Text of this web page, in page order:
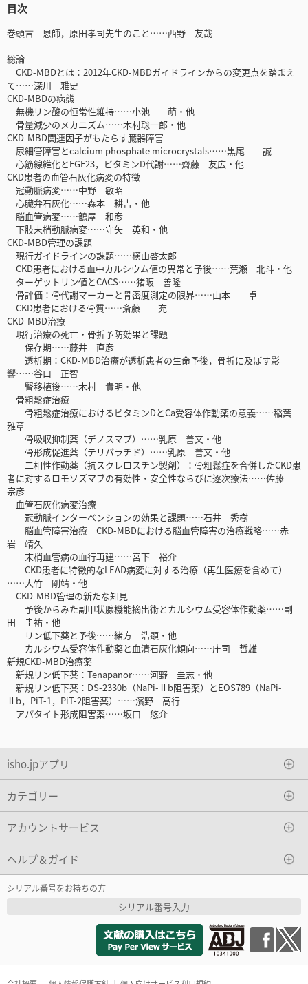
目次
巻頭言 恩師，原田孝司先生のこと……西野 友哉
総論
CKD-MBDとは：2012年CKD-MBDガイドラインからの変更点を踏まえ
て……深川 雅史
CKD-MBDの病態
無機リン酸の恒常性維持……小池 萌・他
骨量減少のメカニズム……木村聡一郎・他
CKD-MBD関連因子がもたらす臓器障害
尿細管障害とcalcium phosphate microcrystals……黒尾 誠
心筋線維化とFGF23，ビタミンD代謝……齋藤 友広・他
CKD患者の血管石灰化病変の特徴
冠動脈病変……中野 敏昭
心臓弁石灰化……森本 耕吉・他
脳血管病変……鶴屋 和彦
下肢末梢動脈病変……守矢 英和・他
CKD-MBD管理の課題
現行ガイドラインの課題……横山啓太郎
CKD患者における血中カルシウム値の異常と予後……荒瀬 北斗・他
ターゲットリン値とCACS……猪阪 善隆
骨評価：骨代謝マーカーと骨密度測定の限界……山本 卓
CKD患者における骨質……斎藤 充
CKD-MBD治療
現行治療の死亡・骨折予防効果と課題
保存期……藤井 直彦
透析期：CKD-MBD治療が透析患者の生命予後，骨折に及ぼす影
響……谷口 正智
腎移植後……木村 貴明・他
骨粗鬆症治療
骨粗鬆症治療におけるビタミンDとCa受容体作動薬の意義……稲葉
雅章
骨吸収抑制薬（デノスマブ）……乳原 善文・他
骨形成促進薬（テリパラチド）……乳原 善文・他
二相性作動薬（抗スクレロスチン製剤）：骨粗鬆症を合併したCKD患
者に対するロモソズマブの有効性・安全性ならびに逐次療法……佐藤
宗彦
血管石灰化病変治療
冠動脈インターベンションの効果と課題……石井 秀樹
脳血管障害治療―CKD-MBDにおける脳血管障害の治療戦略……赤
岩 靖久
末梢血管病の血行再建……宮下 裕介
CKD患者に特徴的なLEAD病変に対する治療（再生医療を含めて）
……大竹 剛靖・他
CKD-MBD管理の新たな知見
予後からみた副甲状腺機能摘出術とカルシウム受容体作動薬……副
田 圭祐・他
リン低下薬と予後……緒方 浩顕・他
カルシウム受容体作動薬と血清石灰化傾向……庄司 哲雄
新規CKD-MBD治療薬
新規リン低下薬：Tenapanor……河野 圭志・他
新規リン低下薬：DS-2330b（NaPi-Ⅱb阻害薬）とEOS789（NaPi-
Ⅱb，PiT-1，PiT-2阻害薬）……濱野 高行
アパタイト形成阻害薬……坂口 悠介
isho.jpアプリ
カテゴリー
アカウントサービス
ヘルプ＆ガイド
シリアル番号をお持ちの方
シリアル番号入力